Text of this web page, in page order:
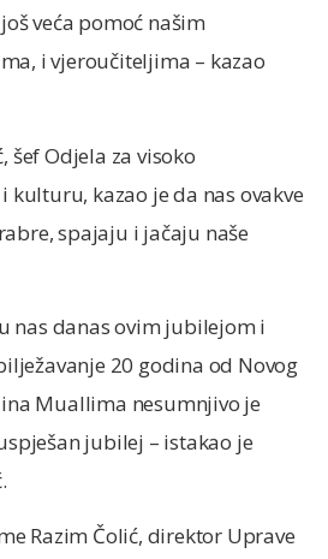
veća pomoć našim
i vjeroučiteljima – kazao
šef Odjela za visoko
kulturu, kazao je da nas ovakve
spajaju i jačaju naše
nas danas ovim jubilejom i
20 godina od Novog
Muallima nesumnjivo je
jubilej – istakao je
Razim Čolić, direktor Uprave